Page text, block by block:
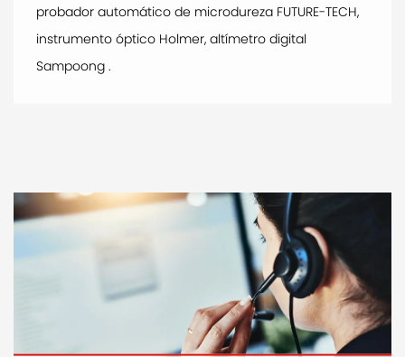
probador automático de microdureza FUTURE-TECH,
instrumento óptico Holmer, altímetro digital
Sampoong .